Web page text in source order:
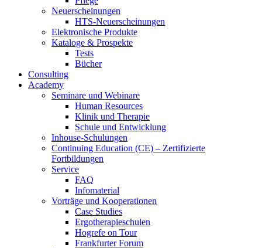
Neuerscheinungen
HTS-Neuerscheinungen
Elektronische Produkte
Kataloge & Prospekte
Tests
Bücher
Consulting
Academy
Seminare und Webinare
Human Resources
Klinik und Therapie
Schule und Entwicklung
Inhouse-Schulungen
Continuing Education (CE) – Zertifizierte
Fortbildungen
Service
FAQ
Infomaterial
Vorträge und Kooperationen
Case Studies
Ergotherapieschulen
Hogrefe on Tour
Frankfurter Forum